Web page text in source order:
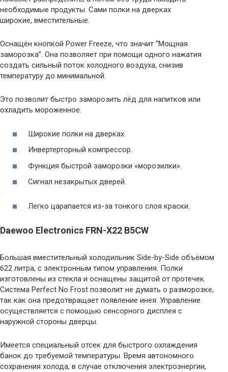
необходимые продукты. Сами полки на дверках
широкие, вместительные.
Оснащён кнопкой Power Freeze, что значит “Мощная
заморозка”. Она позволяет при помощи одного нажатия
создать сильный поток холодного воздуха, снизив
температуру до минимальной.
Это позволит быстро заморозить лёд для напитков или
охладить мороженное.
Широкие полки на дверках.
Инвертерторный компрессор.
Функция быстрой заморозки «морозилки».
Сигнал незакрытых дверей.
Легко царапается из-за тонкого слоя краски.
Daewoo Electronics FRN-X22 B5CW
Большая вместительный холодильник Side-by-Side объёмом
622 литра, с электронным типом управления. Полки
изготовлены из стекла и оснащены защитой от протечек.
Система Perfect No Frost позволит не думать о разморозке,
так как она предотвращает появление инея. Управление
осуществляется с помощью сенсорного дисплея с
наружной стороны дверцы.
Имеется специальный отсек для быстрого охлаждения
банок до требуемой температуры. Время автономного
сохранения холода, в случае отключения электроэнергии,